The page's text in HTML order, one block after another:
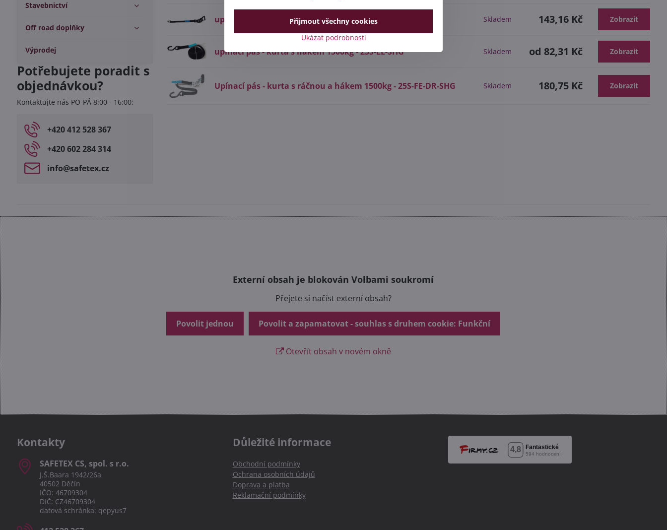
upínací pás - kurta - 25S-FE-DR-SPH Skladem 143,16 Kč Zobrazit
upínací pás - kurta s hákem 1500kg - 25S-LE-SHG Skladem od 82,31 Kč Zobrazit
Upínací pás - kurta s ráčnou a hákem 1500kg - 25S-FE-DR-SHG Skladem 180,75 Kč Zobrazit
Stavebnictví
Off road doplňky
Výprodej
Potřebujete poradit s
objednávkou?
Kontaktujte nás PO-PÁ 8:00 - 16:00:
+420 412 528 367
+420 602 284 314
info​@safetex​.cz
Externí obsah je blokován Volbami soukromí
Přejete si načíst externí obsah?
Povolit jednou Povolit a zapamatovat - souhlas s druhem cookie: Funkční
Otevřít obsah v novém okně
Kontakty
SAFETEX CS, spol​. s r​.o​.
J.Š.Baara 1942/26a
40502 Děčín
IČO: 46709304
DIČ: CZ46709304
datová schránka: qepyus7
Důležité informace
Obchodní podmínky
Ochrana osobních údajů
Doprava a platba
Reklamační podmínky
Ukázat podrobnosti
Přijmout všechny cookies